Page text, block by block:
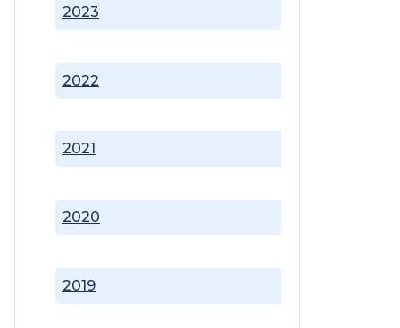
2019
2020
2021
2022
2023